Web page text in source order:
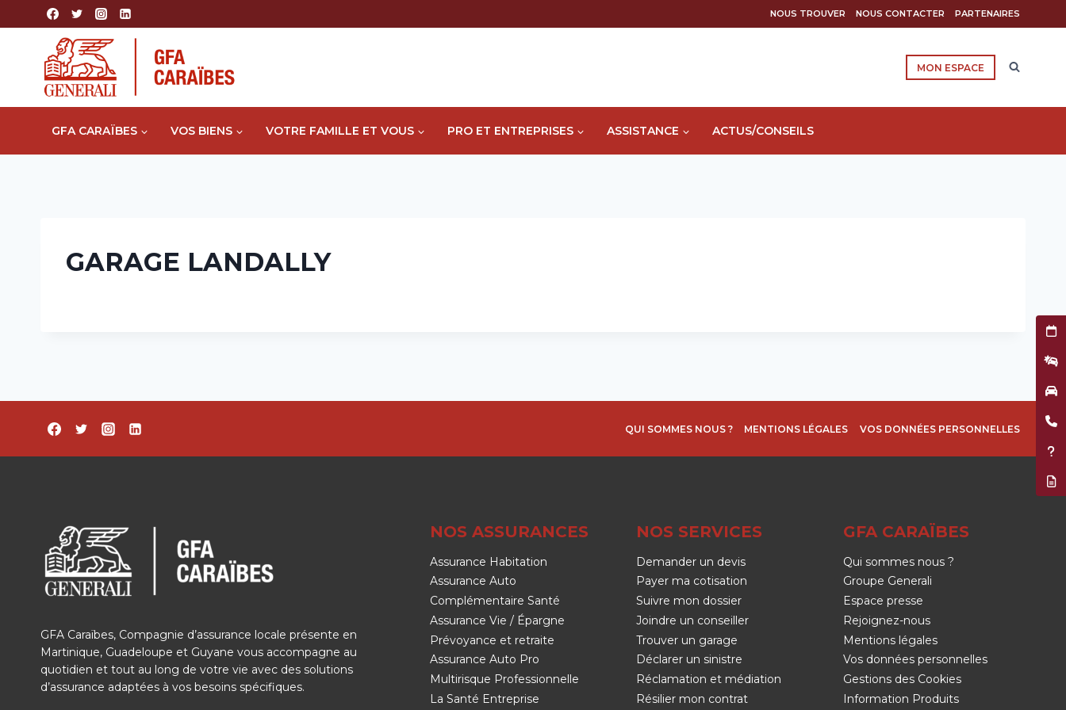
Être
au
contenu
NOUS TROUVER NOUS CONTACTER PARTENAIRES
MON ESPACE
GFA CARAÏBES VOS BIENS VOTRE FAMILLE ET VOUS PRO ET ENTREPRISES ASSISTANCE ACTUS/CONSEILS
GARAGE LANDALLY
QUI SOMMES NOUS ? MENTIONS LÉGALES VOS DONNÉES PERSONNELLES
GFA Caraïbes, Compagnie d’assurance locale présente en
Martinique, Guadeloupe et Guyane vous accompagne au
quotidien et tout au long de votre vie avec des solutions
d’assurance adaptées à vos besoins spécifiques.
NOS ASSURANCES
Assurance Habitation
Assurance Auto
Complémentaire Santé
Assurance Vie / Épargne
Prévoyance et retraite
Assurance Auto Pro
Multirisque Professionnelle
La Santé Entreprise
NOS SERVICES
Demander un devis
Payer ma cotisation
Suivre mon dossier
Joindre un conseiller
Trouver un garage
Déclarer un sinistre
Réclamation et médiation
Résilier mon contrat
GFA CARAÏBES
Qui sommes nous ?
Groupe Generali
Espace presse
Rejoignez-nous
Mentions légales
Vos données personnelles
Gestions des Cookies
Information Produits